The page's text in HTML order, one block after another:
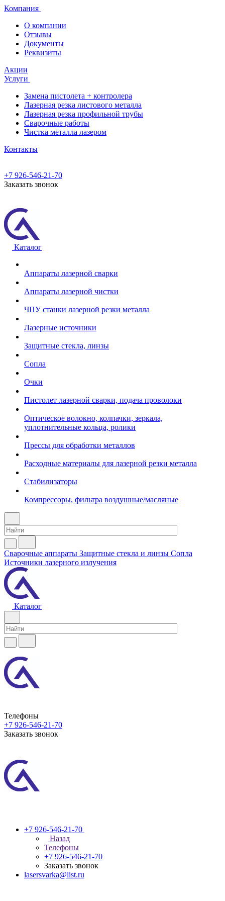
Компания
О компании
Отзывы
Документы
Реквизиты
Акции
Услуги
Замена пистолета + контролера
Лазерная резка листового металла
Лазерная резка профильной трубы
Сварочные работы
Чистка металла лазером
Контакты
+7 926-546-21-70
Заказать звонок
Каталог
Аппараты лазерной сварки
Аппараты лазерной чистки
ЧПУ станки лазерной резки металла
Лазерные источники
Защитные стекла, линзы
Сопла
Очки
Пистолет лазерной сварки, подача проволоки
Оптическое волокно, колпачки, зеркала,
уплотнительные кольца, ролики
Прессы для обработки металлов
Расходные материалы для лазерной резки металла
Стабилизаторы
Компрессоры, фильтра воздушные/масляные
Сварочные аппараты Защитные стекла и линзы Сопла
Источники лазерного излучения
Каталог
Телефоны
+7 926-546-21-70
Заказать звонок
+7 926-546-21-70
Назад
Телефоны
+7 926-546-21-70
Заказать звонок
lasersvarka@list.ru